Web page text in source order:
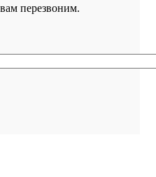
перезвоним.